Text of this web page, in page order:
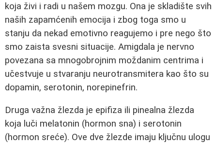
koja živi i radi u našem mozgu. Ona je skladište svih
naših zapamćenih emocija i zbog toga smo u
stanju da nekad emotivno reagujemo i pre nego što
smo zaista svesni situacije. Amigdala je nervno
povezana sa mnogobrojnim moždanim centrima i
učestvuje u stvaranju neurotransmitera kao što su
dopamin, serotonin, norepinefrin.
Druga važna žlezda je epifiza ili pinealna žlezda
koja luči melatonin (hormon sna) i serotonin
(hormon sreće). Ove dve žlezde imaju ključnu ulogu